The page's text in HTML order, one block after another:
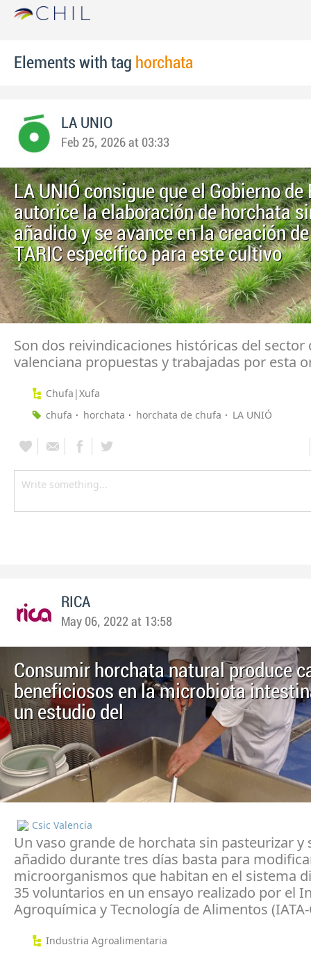
Elements with tag horchata
LA UNIO
Feb 25, 2026 at 03:33
LA UNIÓ consigue que el Gobierno de
autorice la elaboración de horchata
añadido y se avance en la creación
TARIC específico para este cultivo
Son dos reivindicaciones históricas del sector
valenciana propuestas y trabajadas por esta
Chufa|Xufa
chufa
horchata horchata de chufa LA UNIÓ
RICA
May 06, 2022 at 13:58
Consumir horchata natural produce
beneficiosos en la microbiota
un estudio del
Csic Valencia
Un vaso grande de horchata sin pasteurizar y
añadido durante tres días basta para
microorganismos que habitan en el sistema
35 voluntarios en un ensayo realizado por el
Agroquímica y Tecnología de Alimentos (IATA-
Industria Agroalimentaria